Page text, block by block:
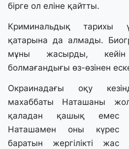
бірге ол еліне қайтты.
Криминальдық
қатарына да алмады.
мұны жасырды,
болмағандығы өз-өзінен
Окраинадағы оқу
махаббаты Наташаны
қаладан қашық емес
Наташамен оны күрес
баратын жергілікті жас